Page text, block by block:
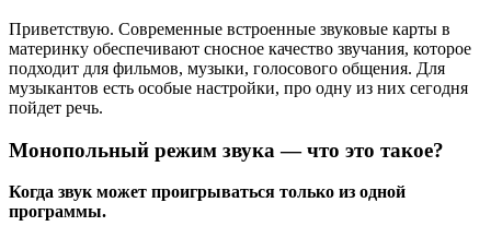
Приветствую. Современные встроенные звуковые карты в
материнку обеспечивают сносное качество звучания, которое
подходит для фильмов, музыки, голосового общения. Для
музыкантов есть особые настройки, про одну из них сегодня
пойдет речь.
Монопольный режим звука — что это такое?
Когда звук может проигрываться только из одной
программы.